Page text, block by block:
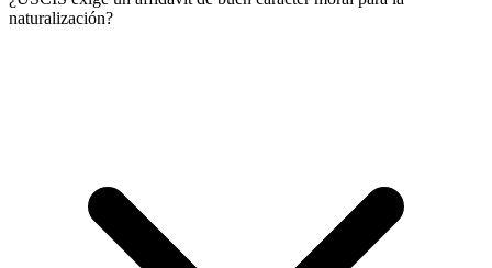
naturalización?